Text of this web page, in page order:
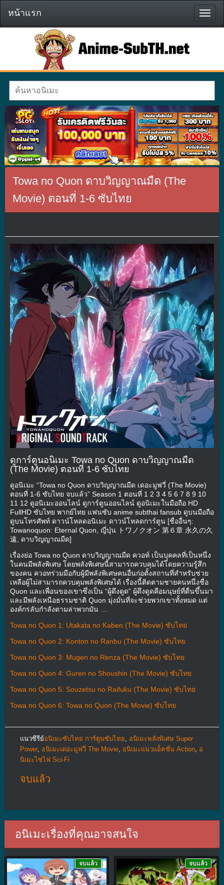
หน้า
แรก
หน้าแรก
Towa no Quon ดาบวิญญาณมืด (The
Movie) ตอนที่ 1-6 ซับไทย
ดูการ์ตูนอนิเมะ Towa no Quon ดาบวิญญาณมืด
(The Movie) ตอนที่ 1-6 ซับไทย
ดูอนิเมะ “Towa no Quon ดาบวิญญาณมืด เดอะมูฟวี่ (The Movie)
ตอนที่ 1-6 ซับไทย จบแล้ว” Season 1 ตอนที่ 1 2 3 4 5 6 7 8 9 10
11 12 ดูอนิเมะออนไลน์ ดูการ์ตูนออนไลน์ ดูอนิเมะในมือถือ HD
FullHD ซับไทย พากย์ไทย แฟนซับ anime subthai fansub ดูบนมือถือ
ดูบนโทรศัพท์ ดาวน์โหลดอนิเมะ ดาวน์โหลดการ์ตูน [ชื่ออื่นๆ:
Towanoquon: Eternal Quon, ญี่ปุ่น トワノクオン 第６章 永久の久
遠, ดาบวิญญาณมืด]
เรื่องย่อ Towa no Quon ดาบวิญญาณมืด ควอท์ เป็นบุุคคลที่เป็นหนึ่ง
ในคนมีพลังพิเศษ โดยพลังพิเศษนี้สามารถควบคุมได้โดยความรู้สึก
ของคน ควอทร่วมมือกับผู้มีพลังพิเศษคนอื่นก่อตั้งสถานที่สำหรับช่วย
เหลือผู้ไม่สามารถควบคุมพลังพิเศษได้ เรื่องนี้ติดตามชายคนหนึ่งชื่อ
Quon และเพื่อนของเขาซึ่งเป็น “ผู้ดึงดูด” ผู้ดึงดูดคือมนุษย์ที่ตื่นขึ้นมา
และมีพลังเหนือธรรมชาติ Quon มุ่งมั่นที่จะช่วยพวกเขาทั้งหมด แต่
องค์กรลับกำลังตามล่าพวกมัน …
Towa no Quon 1: Utakata no Kaben (The Movie) ซับไทย
Towa no Quon 2: Konton no Ranbu (The Movie) ซับไทย
Towa no Quon 3: Mugen no Renza (The Movie) ซับไทย
Towa no Quon 4: Guren no Shoushin (The Movie) ซับไทย
Towa no Quon 5: Souzetsu no Raifuku (The Movie) ซับไทย
Towa no Quon 6: Towa no Quon (The Movie) ซับไทย
แนวซีรีย์อนิเมะซับไทย การ์ตูนซับไทย, อนิเมะพลังพิเศษ Super
Power, อนิเมะเดอะมูฟวี่ The Movie, อนิเมะแนวแอ็คชั่น Action, อ
นิเมะไซไฟ Sci-Fi
จบแล้ว
อนิเมะเรื่องที่คุณอาจสนใจ
จบแล้ว จบแล้ว